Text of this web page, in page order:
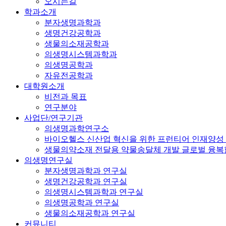
학과소개
분자생명과학과
생명건강공학과
생물의소재공학과
의생명시스템과학과
의생명공학과
자유전공학과
대학원소개
비전과 목표
연구분야
사업단/연구기관
의생명과학연구소
바이오헬스 신산업 혁신을 위한 프런티어 인재양성
생물의약소재 전달용 약물송달체 개발 글로벌 융복
의생명연구실
분자생명과학과 연구실
생명건강공학과 연구실
의생명시스템과학과 연구실
의생명공학과 연구실
생물의소재공학과 연구실
커뮤니티